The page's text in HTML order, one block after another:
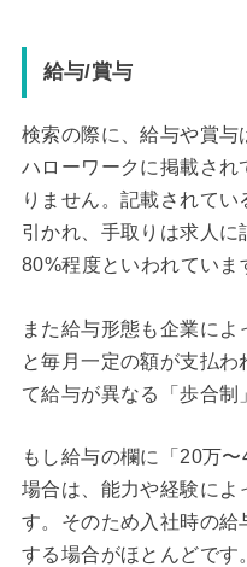
給与/賞与
検索の際に、給与や賞与
ハローワークに掲載され
りません。記載されて
引かれ、手取りは求人
80%程度といわれていま
また給与形態も企業に
と毎月一定の額が支払
て給与が異なる「歩合制
もし給与の欄に「20万
場合は、能力や経験に
す。そのため入社時の給
する場合がほとんどです